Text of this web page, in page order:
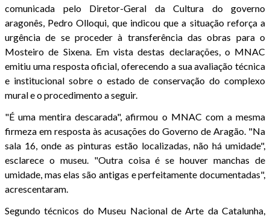
comunicada pelo Diretor-Geral da Cultura do governo
aragonês, Pedro Olloqui, que indicou que a situação reforça a
urgência de se proceder à transferência das obras para o
Mosteiro de Sixena. Em vista destas declarações, o MNAC
emitiu uma resposta oficial, oferecendo a sua avaliação técnica
e institucional sobre o estado de conservação do complexo
mural e o procedimento a seguir.
"É uma mentira descarada", afirmou o MNAC com a mesma
firmeza em resposta às acusações do Governo de Aragão. "Na
sala 16, onde as pinturas estão localizadas, não há umidade",
esclarece o museu. "Outra coisa é se houver manchas de
umidade, mas elas são antigas e perfeitamente documentadas",
acrescentaram.
Segundo técnicos do Museu Nacional de Arte da Catalunha,